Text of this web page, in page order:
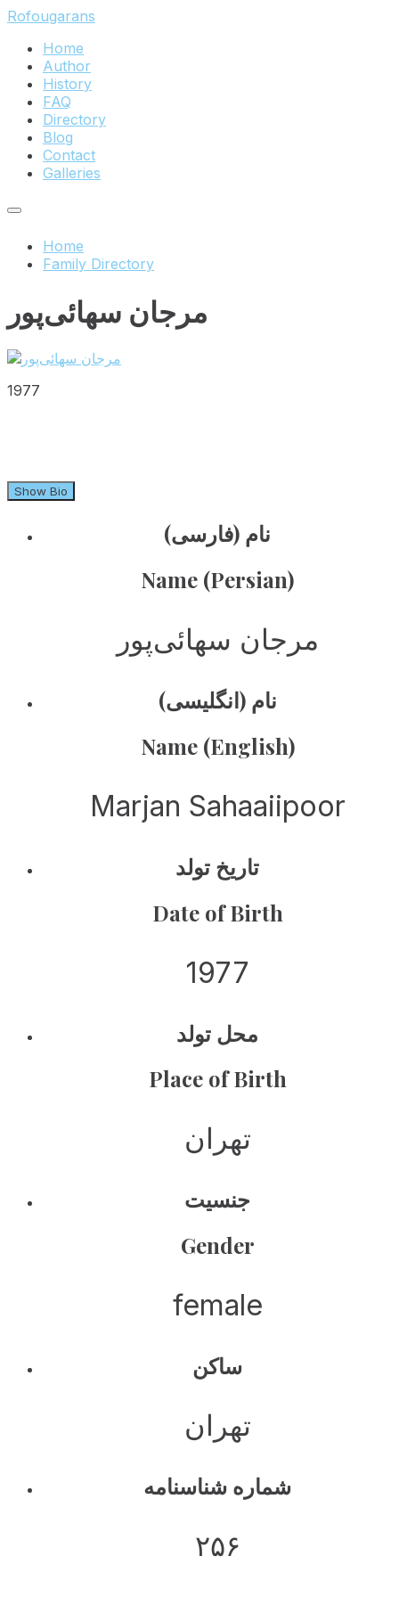
Skip
content
Skip
main
navigation
Skip
footer
Rofougarans
Home
Author
History
FAQ
Directory
Blog
Contact
Galleries
Home
Family Directory
مرجان سهائی‌پور
1977
Show Bio
نام (فارسی)
Name (Persian)
مرجان سهائی‌پور
نام (انگلیسی)
Name (English)
Marjan Sahaaiipoor
تاریخ تولد
Date of Birth
1977
محل تولد
Place of Birth
تهران
جنسیت
Gender
female
ساکن
تهران
شماره شناسنامه
۲۵۶